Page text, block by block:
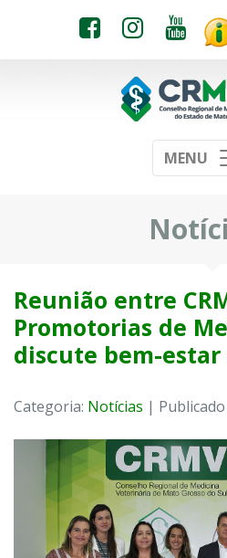
MENU
Reunião entre
Promotorias de
discute bem-
Categoria: Notícias |